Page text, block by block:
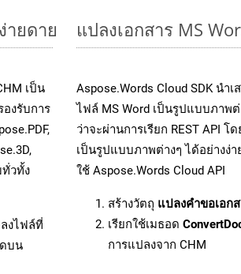
ายดาย
เป็น
งรับการ
วทั้ง
งไฟล์ที่
บน
แปลงเอกสาร MS
Aspose.Words Cloud SDK นำ
ไฟล์ MS Word เป็นรูปแบบภาพต่
ว่าจะผ่านการเรียก REST API
เป็นรูปแบบภาพต่างๆ ได้อย่างง่า
ใช้ Aspose.Words Cloud API
สร้างวัตถุ แปลงคำขอเอก
เรียกใช้เมธอด
การแปลงจาก CHM